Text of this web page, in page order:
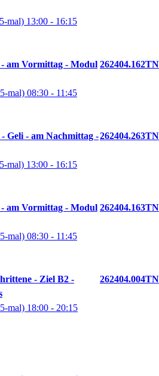
mal) 13:00 - 16:15
am Vormittag - Modul 262404.162TN
mal) 08:30 - 11:45
Geli - am Nachmittag -262404.263TN
mal) 13:00 - 16:15
am Vormittag - Modul 262404.163TN
mal) 08:30 - 11:45
- Ziel B2 -
262404.004TN
mal) 18:00 - 20:15